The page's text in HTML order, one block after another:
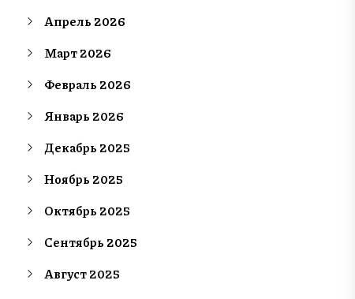
Апрель 2026
Март 2026
Февраль 2026
Январь 2026
Декабрь 2025
Ноябрь 2025
Октябрь 2025
Сентябрь 2025
Август 2025